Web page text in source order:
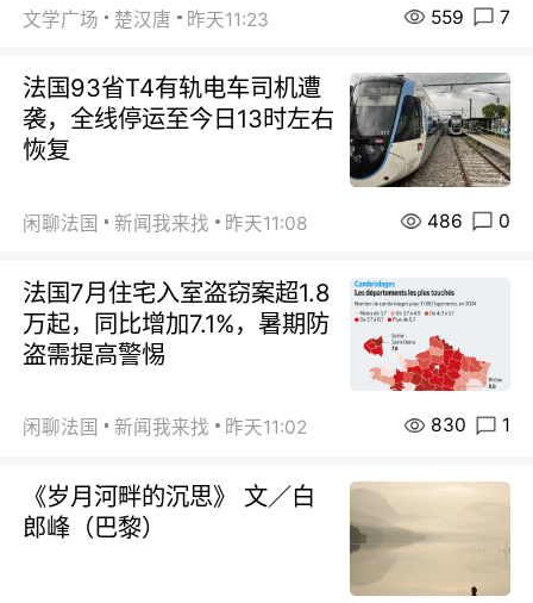
文学广场 楚汉唐 昨天11:23 559 7
法国93省T4有轨电车司机遭
袭，全线停运至今日13时左右
恢复
闲聊法国 新闻我来找 昨天11:08 486 0
法国7月住宅入室盗窃案超1.8
万起，同比增加7.1%，暑期防
盗需提高警惕
闲聊法国 新闻我来找 昨天11:02 830 1
《岁月河畔的沉思》 文／白
郎峰（巴黎）